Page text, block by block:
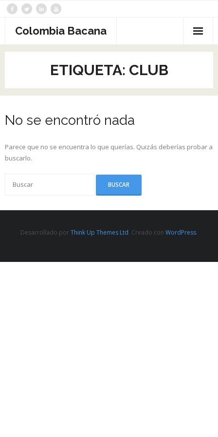
Saltar
contenidoColombia Bacana
ETIQUETA: CLUB
No se encontró nada
Parece que no se encuentra lo que querías. Quizás deberías probar a
buscarlo.
Desarrollado porThink Up Themes Ltd. Creado con WordPress.